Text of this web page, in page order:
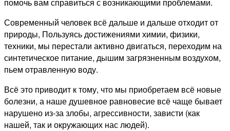
Современный человек всё дальше и дальше отходит от
природы, Пользуясь достижениями химии, физики,
техники, мы перестали активно двигаться, переходим на
синтетическое питание, дышим загрязненным воздухом,
пьем отравленную воду.
Всё это приводит к тому, что мы приобретаем всё новые
болезни, а наше душевное равновесие всё чаще бывает
нарушено из-за злобы, агрессивности, зависти (как
нашей, так и окружающих нас людей).